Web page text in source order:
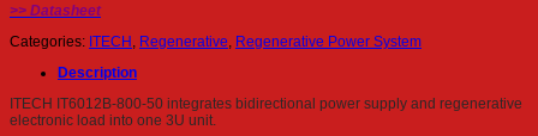
>> Datasheet
Categories: ITECH , Regenerative, Regenerative Power System
Description
ITECH IT6012B-800-50 integrates bidirectional power supply and regenerative
electronic load into one 3U unit.